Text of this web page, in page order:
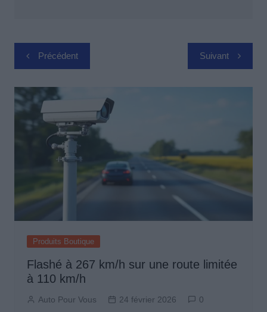
Navigation
de
l’article
Précédent Suivant
Produits Boutique
Flashé à 267 km/h sur une route limitée
à 110 km/h
Auto Pour Vous 24 février 2026 0